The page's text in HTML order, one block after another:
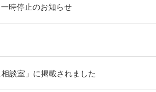
時停止のお知らせ
談室」に掲載されました